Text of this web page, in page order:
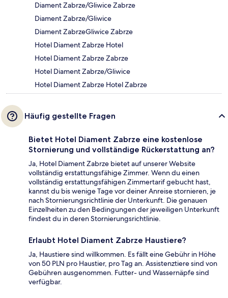
Diament Zabrze/Gliwice Zabrze
Diament Zabrze/Gliwice
Diament ZabrzeGliwice Zabrze
Hotel Diament Zabrze Hotel
Hotel Diament Zabrze Zabrze
Hotel Diament Zabrze/Gliwice
Hotel Diament Zabrze Hotel Zabrze
Häufig gestellte Fragen
Bietet Hotel Diament Zabrze eine kostenlose
Stornierung und vollständige Rückerstattung an?
Ja, Hotel Diament Zabrze bietet auf unserer Website
vollständig erstattungsfähige Zimmer. Wenn du einen
vollständig erstattungsfähigen Zimmertarif gebucht hast,
kannst du bis wenige Tage vor deiner Anreise stornieren, je
nach Stornierungsrichtlinie der Unterkunft. Die genauen
Einzelheiten zu den Bedingungen der jeweiligen Unterkunft
findest du in deren Stornierungsrichtlinie.
Erlaubt Hotel Diament Zabrze Haustiere?
Ja, Haustiere sind willkommen. Es fällt eine Gebühr in Höhe
von 50 PLN pro Haustier, pro Tag an. Assistenztiere sind von
Gebühren ausgenommen. Futter- und Wassernäpfe sind
verfügbar.